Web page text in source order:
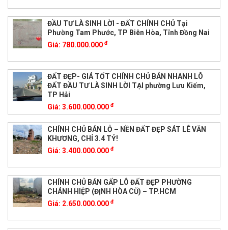
ĐẦU TƯ LÀ SINH LỜI - ĐẤT CHÍNH CHỦ Tại
Phường Tam Phước, TP Biên Hòa, Tỉnh Đồng Nai
Giá: 780.000.000 đ
ĐẤT ĐẸP- GIÁ TỐT CHÍNH CHỦ BÁN NHANH LÔ
ĐẤT ĐẦU TƯ LÀ SINH LỜI TẠI phường Lưu Kiếm,
TP Hải
Giá: 3.600.000.000 đ
CHÍNH CHỦ BÁN LỖ – NỀN ĐẤT ĐẸP SÁT LÊ VĂN
KHƯƠNG, CHỈ 3.4 TỶ!
Giá: 3.400.000.000 đ
CHÍNH CHỦ BÁN GẤP LÔ ĐẤT ĐẸP PHƯỜNG
CHÁNH HIỆP (ĐỊNH HÒA CŨ) – TP.HCM
Giá: 2.650.000.000 đ